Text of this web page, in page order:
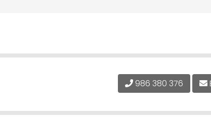
986 380 376